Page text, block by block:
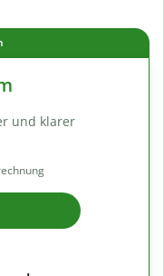
und klarer